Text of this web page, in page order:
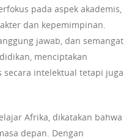
pada aspek akademis,
dan kepemimpinan.
jawab, dan semangat
menciptakan
secara intelektual tetapi juga
Afrika, dikatakan bahwa
depan. Dengan